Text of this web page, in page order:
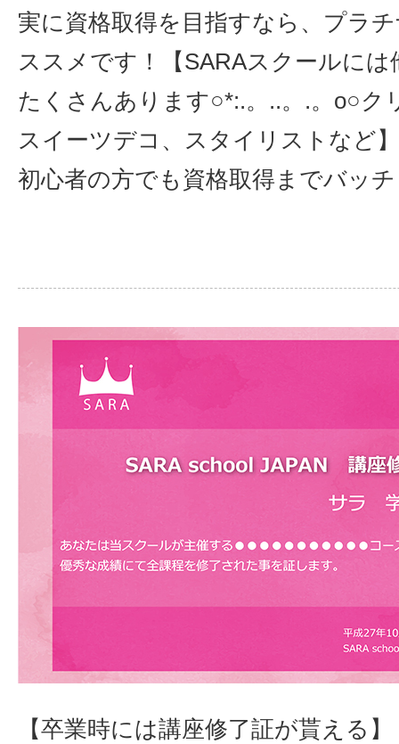
実に資格取得を目指すなら、プラ
ススメです！【SARAスクールには
たくさんあります○*:.。..。.。o○ク
スイーツデコ、スタイリストなど
初心者の方でも資格取得までバッ
【卒業時には講座修了証が貰える】